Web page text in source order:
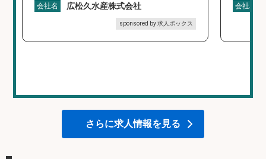
会社名 広松久水産株式会社
sponsored by 求人ボックス
会社名
さらに求人情報を見る